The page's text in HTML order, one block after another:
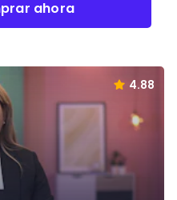
ahora
4.88